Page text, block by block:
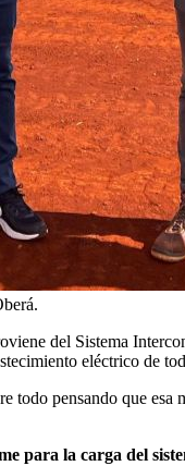
del Sistema
eléctrico de
pensando que
para la carga del